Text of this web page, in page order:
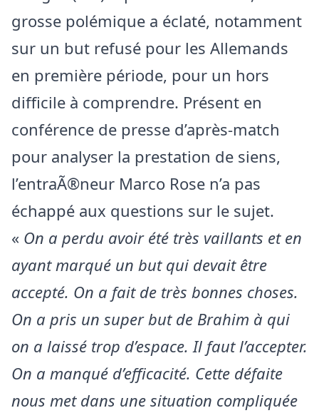
grosse polémique a éclaté, notamment
sur un but refusé pour les Allemands
en première période, pour un hors
difficile à comprendre. Présent en
conférence de presse d’après-match
pour analyser la prestation de siens,
l’entraÃ®neur Marco Rose n’a pas
échappé aux questions sur le sujet.
« On a perdu avoir été très vaillants et en
ayant marqué un but qui devait être
accepté. On a fait de très bonnes choses.
On a pris un super but de Brahim à qui
on a laissé trop d’espace. Il faut l’accepter.
On a manqué d’efficacité. Cette défaite
nous met dans une situation compliquée